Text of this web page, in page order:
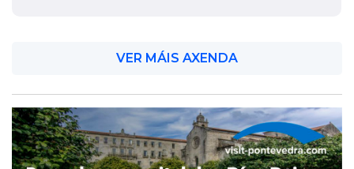
VER MÁIS AXENDA